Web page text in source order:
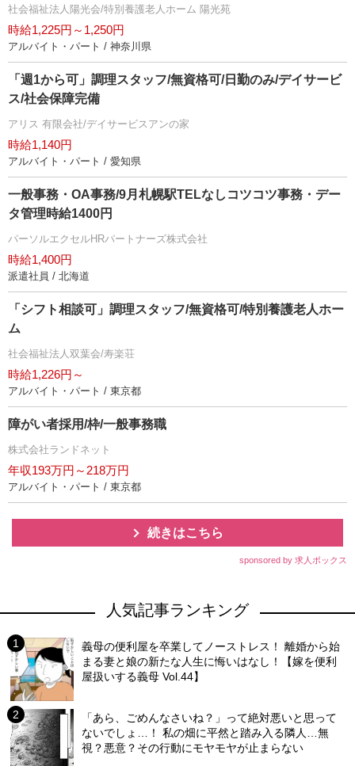
社会福祉法人陽光会/特別養護老人ホーム 陽光苑
時給1,225円～1,250円
アルバイト・パート / 神奈川県
「週1から可」調理スタッフ/無資格可/日勤のみ/デイサービ
ス/社会保障完備
アリス 有限会社/デイサービスアンの家
時給1,140円
アルバイト・パート / 愛知県
一般事務・OA事務/9月札幌駅TELなしコツコツ事務・デー
タ管理時給1400円
パーソルエクセルHRパートナーズ株式会社
時給1,400円
派遣社員 / 北海道
「シフト相談可」調理スタッフ/無資格可/特別養護老人ホー
ム
社会福祉法人双葉会/寿楽荘
時給1,226円～
アルバイト・パート / 東京都
障がい者採用/枠/一般事務職
株式会社ランドネット
年収193万円～218万円
アルバイト・パート / 東京都
続きはこちら
sponsored by 求人ボックス
人気記事ランキング
義母の便利屋を卒業してノーストレス！ 離婚から始
まる妻と娘の新たな人生に悔いはなし！【嫁を便利
屋扱いする義母 Vol.44】
「あら、ごめんなさいね？」って絶対悪いと思って
ないでしょ…！ 私の畑に平然と踏み入る隣人…無
視？悪意？その行動にモヤモヤが止まらない